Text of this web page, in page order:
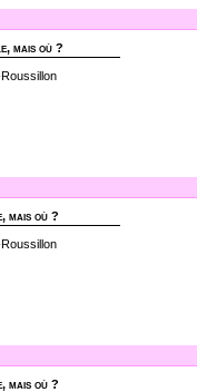
mais où ?
mais où ?
mais où ?